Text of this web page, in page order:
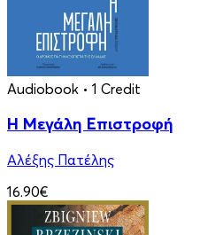
Audiobook • 1 Credit
Η Μεγάλη Επιστροφή
Αλέξης Πατέλης
16.90€